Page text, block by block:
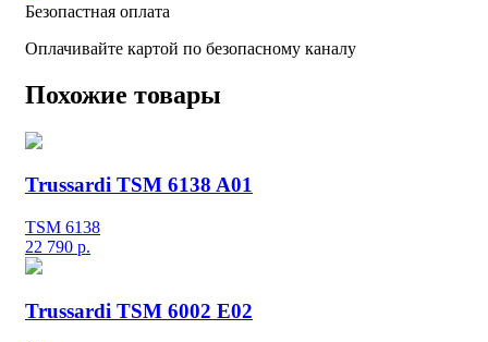
Безопастная оплата
Оплачивайте картой по безопасному каналу
Похожие товары
Trussardi TSM 6138 A01
TSM 6138
22 790 р.
Trussardi TSM 6002 E02